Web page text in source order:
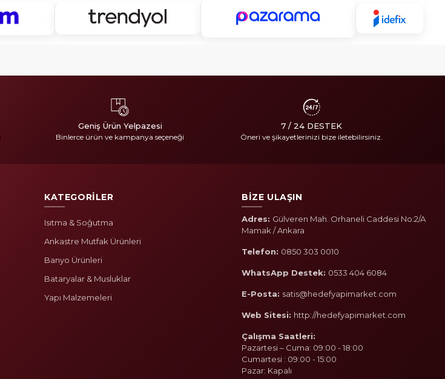
Geniş Ürün Yelpazesi
Binlerce ürün ve kampanya seçeneği
7 / 24 DESTEK
Öneri ve şikayetlerinizi bize iletebilirsiniz.
KATEGORİLER
Isıtma & Soğutma
Ankastre Mutfak Ürünleri
Banyo Ürünleri
Bataryalar & Musluklar
Yapı Malzemeleri
BİZE ULAŞIN
Adres: Gülveren Mah. Orhaneli Caddesi No:2/A
Mamak / Ankara
Telefon: 0850 303 0010
WhatsApp Destek: 0533 404 6084
E-Posta: satis@hedefyapimarket.com
Web Sitesi: http://hedefyapimarket.com
Çalışma Saatleri:
Pazartesi – Cuma: 09:00 - 18:00
Cumartesi : 09:00 - 15:00
Pazar: Kapalı